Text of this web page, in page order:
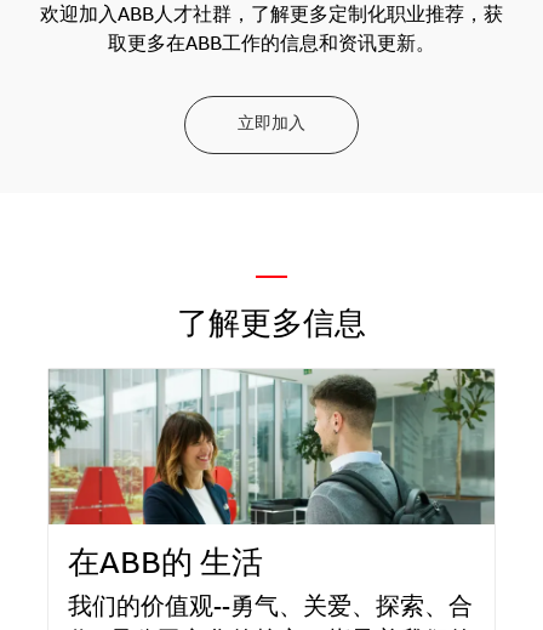
欢迎加入ABB人才社群，了解更多定制化职业推荐，获
取更多在ABB工作的信息和资讯更新。
立即加入
—
了解更多信息
在ABB的 生活
我们的价值观--勇气、关爱、探索、合